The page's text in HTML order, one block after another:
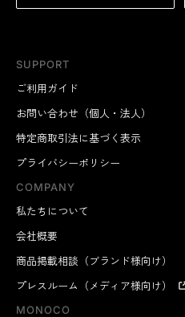
SUPPORT
ご利用ガイド
お問い合わせ（個人・法人）
特定商取引法に基づく表示
プライバシーポリシー
COMPANY
私たちについて
会社概要
商品掲載相談（ブランド様向け）
プレスルーム（メディア様向け）
MONOCO